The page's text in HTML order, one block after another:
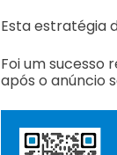
Esta estratégia
Foi um sucesso
após o anúncio